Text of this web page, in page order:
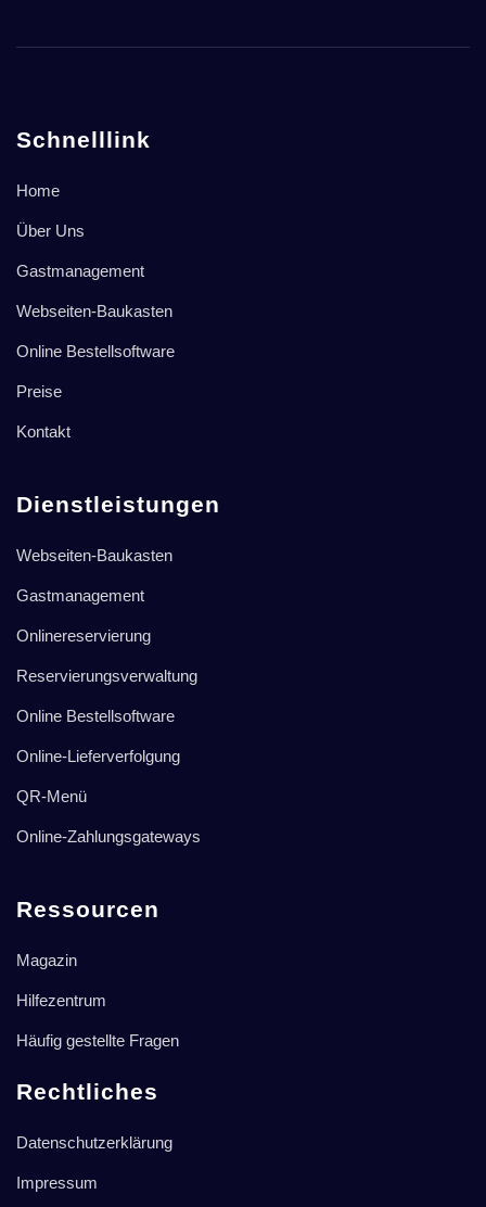
Schnelllink
Home
Über Uns
Gastmanagement
Webseiten-Baukasten
Online Bestellsoftware
Preise
Kontakt
Dienstleistungen
Webseiten-Baukasten
Gastmanagement
Onlinereservierung
Reservierungsverwaltung
Online Bestellsoftware
Online-Lieferverfolgung
QR-Menü
Online-Zahlungsgateways
Ressourcen
Magazin
Hilfezentrum
Häufig gestellte Fragen
Rechtliches
Datenschutzerklärung
Impressum